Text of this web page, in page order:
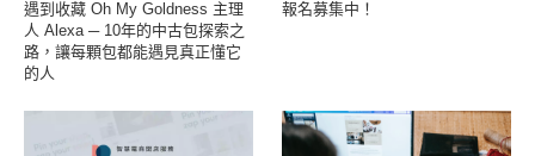
遇到收藏 Oh My Goldness 主理
人 Alexa ─ 10年的中古包探索之
路，讓每顆包都能遇見真正懂它
的人
報名募集中！